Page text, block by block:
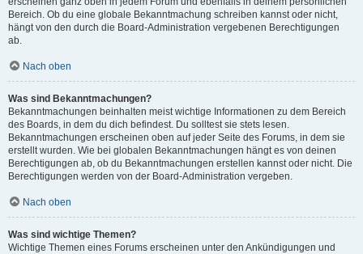
Bereich. Ob du eine globale Bekanntmachung schreiben kannst oder nicht,
hängt von den durch die Board-Administration vergebenen Berechtigungen
ab.
Nach oben
Was sind Bekanntmachungen?
Bekanntmachungen beinhalten meist wichtige Informationen zu dem Bereich
des Boards, in dem du dich befindest. Du solltest sie stets lesen.
Bekanntmachungen erscheinen oben auf jeder Seite des Forums, in dem sie
erstellt wurden. Wie bei globalen Bekanntmachungen hängt es von deinen
Berechtigungen ab, ob du Bekanntmachungen erstellen kannst oder nicht. Die
Berechtigungen werden von der Board-Administration vergeben.
Nach oben
Was sind wichtige Themen?
Wichtige Themen eines Forums erscheinen unter den Ankündigungen und